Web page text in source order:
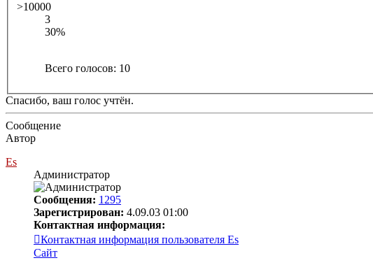
>10000
3
30%
Всего голосов: 10
Спасибо, ваш голос учтён.
Сообщение
Автор
Es
Администратор
Сообщения: 1295
Зарегистрирован: 4.09.03 01:00
Контактная информация:
Контактная информация пользователя Es
Сайт